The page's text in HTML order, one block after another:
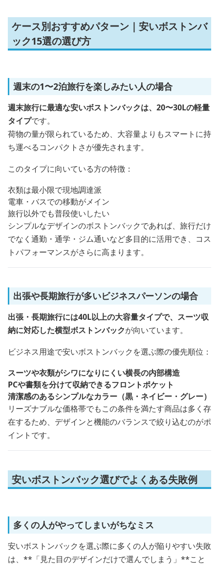
ケース別おすすめパターン｜安いボストンバ
ック15選の選び方
週末の1〜2泊旅行を楽しみたい人の場合
週末旅行に最適な安いボストンバックは、20〜30Lの軽量
タイプです。
荷物の量が限られているため、大容量よりもスマートに持
ち運べるコンパクトさが優先されます。
このタイプに向いている方の特徴：
衣類は最小限で現地調達派
電車・バスでの移動がメイン
旅行以外でも普段使いしたい
シンプルなデザインのボストンバックであれば、旅行だけ
でなく通勤・通学・ジム通いなど多目的に活用でき、コス
トパフォーマンスがさらに高まります。
出張や長期旅行が多いビジネスパーソンの場合
出張・長期旅行には40L以上の大容量タイプで、スーツ収
納に対応した横型ボストンバックが向いています。
ビジネス用途で安いボストンバックを選ぶ際の優先順位：
スーツや衣類がシワになりにくい横長の内部構造
PCや書類を分けて収納できるフロントポケット
清潔感のあるシンプルなカラー（黒・ネイビー・グレー）
リーズナブルな価格帯でもこの条件を満たす商品は多く存
在するため、デザインと機能のバランスで絞り込むのがポ
イントです。
安いボストンバック選びでよくある失敗例
多くの人がやってしまいがちなミス
安いボストンバックを選ぶ際に多くの人が陥りやすい失敗
は、**「見た目のデザインだけで選んでしまう」**こと